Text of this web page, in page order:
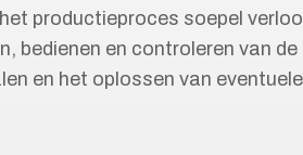
productieproces soepel
bedienen en controleren van de
en het oplossen van eventuele